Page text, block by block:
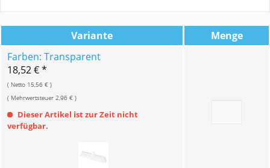
Variante
Menge
Farben: Transparent
18,52 € *
( Netto 15,56 € )
( Mehrwertsteuer 2,96 € )
Dieser Artikel ist zur Zeit nicht
verfügbar.